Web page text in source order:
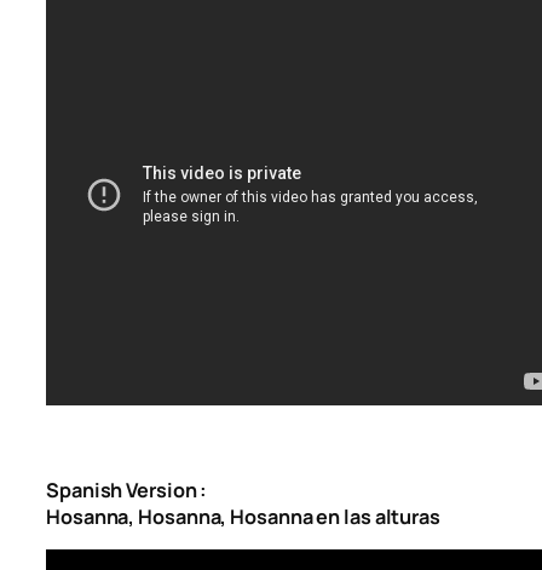
Spanish Version :
Hosanna, Hosanna, Hosanna en las alturas